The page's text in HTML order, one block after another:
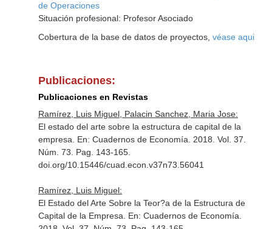
de Operaciones
Situación profesional: Profesor Asociado
Cobertura de la base de datos de proyectos, véase aqui
Publicaciones:
Publicaciones en Revistas
Ramírez, Luis Miguel, Palacin Sanchez, Maria Jose:
El estado del arte sobre la estructura de capital de la
empresa. En: Cuadernos de Economía . 2018. Vol. 37.
Núm. 73. Pag. 143-165.
doi.org/10.15446/cuad.econ.v37n73.56041
Ramírez, Luis Miguel:
El Estado del Arte Sobre la Teor?a de la Estructura de
Capital de la Empresa. En: Cuadernos de Economía